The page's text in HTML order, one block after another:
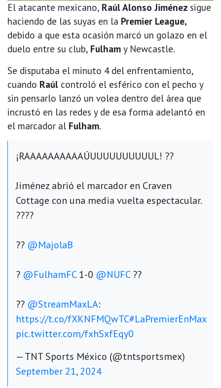
El atacante mexicano, Raúl Alonso Jiménez sigue
haciendo de las suyas en la Premier League,
debido a que esta ocasión marcó un golazo en el
duelo entre su club, Fulham y Newcastle.
Se disputaba el minuto 4 del enfrentamiento,
cuando Raúl controló el esférico con el pecho y
sin pensarlo lanzó un volea dentro del área que
incrustó en las redes y de esa forma adelantó en
el marcador al Fulham.
¡RAAAAAAAAAAÚUUUUUUUUUUL! ??
Jiménez abrió el marcador en Craven
Cottage con una media vuelta espectacular.
????
?? @MajolaB
? @FulhamFC1-0 @NUFC??
?? @StreamMaxLA:
https://t.co/fXKNFMQwTC#LaPremierEnMax
pic.twitter.com/fxhSxfEqy0
— TNT Sports México (@tntsportsmex)
September 21, 2024